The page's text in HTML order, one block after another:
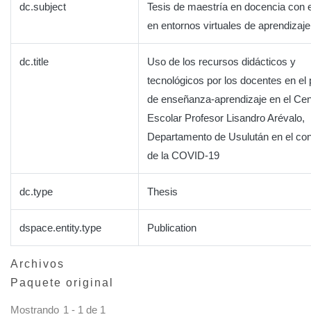
dc.subject
Tesis de maestría en docencia con
en entornos virtuales de aprendizaje
dc.title
Uso de los recursos didácticos y
tecnológicos por los docentes en el
de enseñanza-aprendizaje en el
Escolar Profesor Lisandro Arévalo,
Departamento de Usulután en el
de la COVID-19
dc.type Thesis
dspace.entity.type Publication
Archivos
Paquete original
Mostrando 1 - 1 de 1